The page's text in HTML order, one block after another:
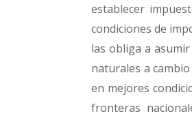
establecer
condiciones de
las obliga a
naturales a
en mejores
fronteras